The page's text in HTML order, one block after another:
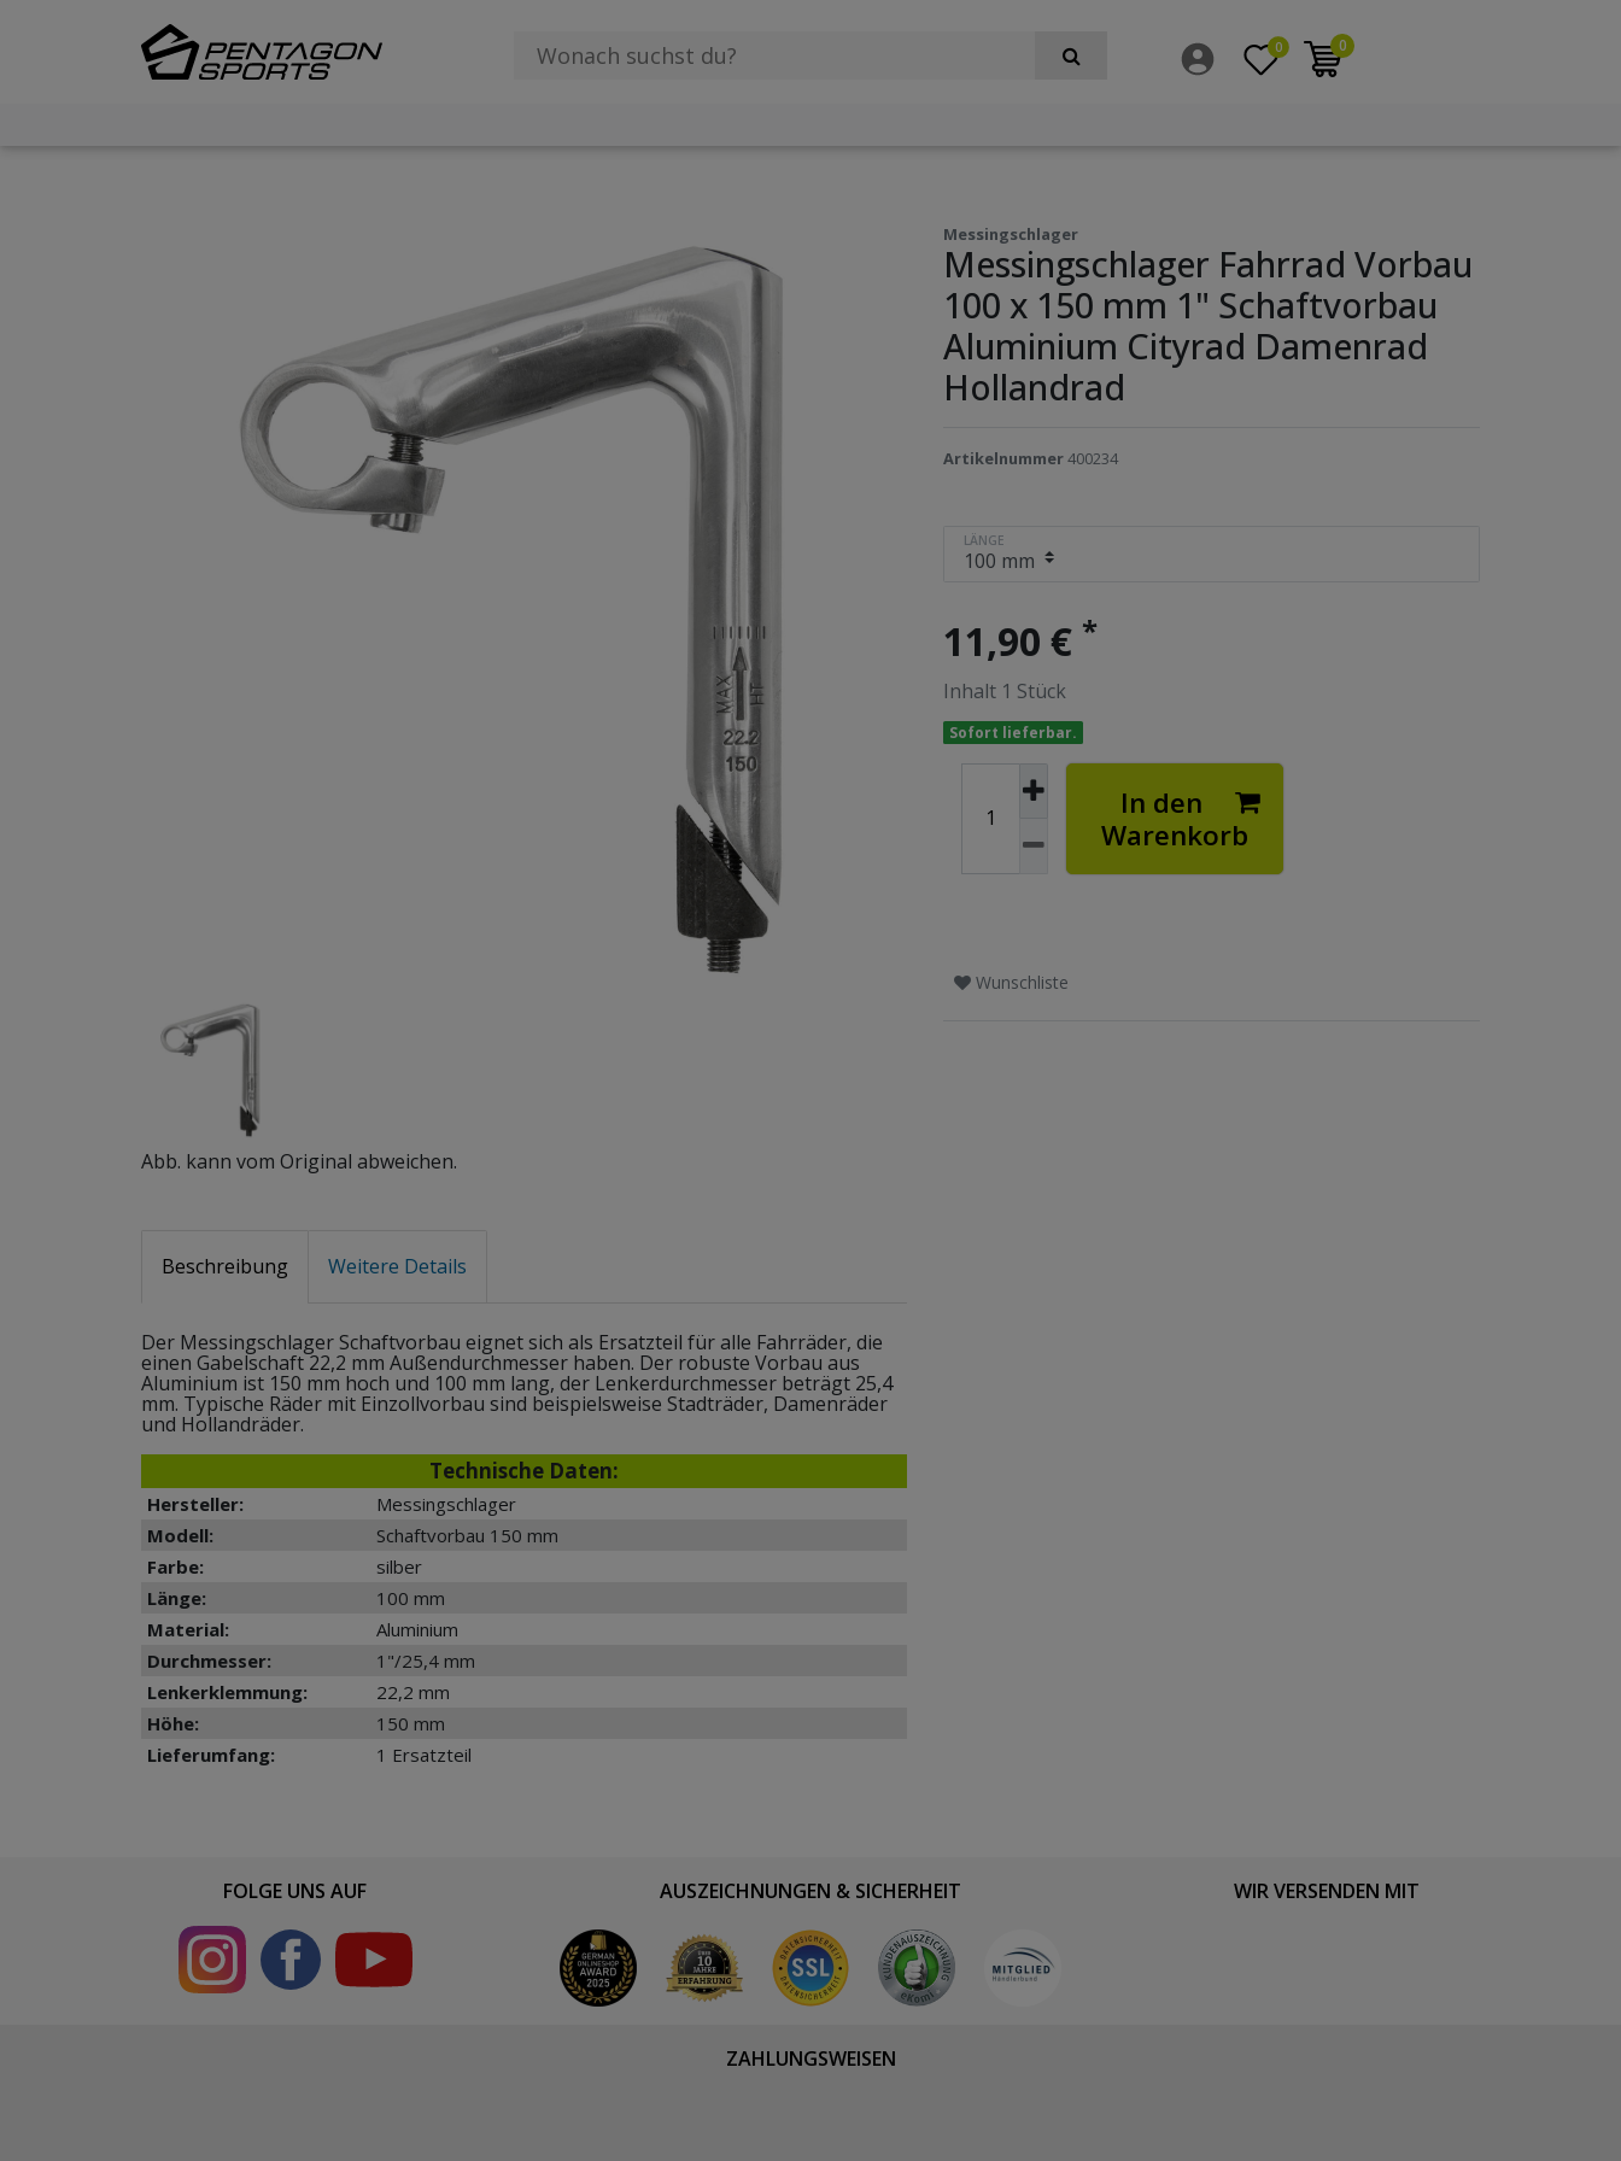
0 0
Abb. kann vom Original abweichen.
Messingschlager
Messingschlager Fahrrad Vorbau
100 x 150 mm 1" Schaftvorbau
Aluminium Cityrad Damenrad
Hollandrad
Artikelnummer400234
LÄNGE
11,90 € *
Inhalt 1 Stück
Sofort lieferbar.
In den
Warenkorb
Wunschliste
Beschreibung Weitere Details
Der Messingschlager Schaftvorbau eignet sich als Ersatzteil für alle Fahrräder, die
einen Gabelschaft 22,2 mm Außendurchmesser haben. Der robuste Vorbau aus
Aluminium ist 150 mm hoch und 100 mm lang, der Lenkerdurchmesser beträgt 25,4
mm. Typische Räder mit Einzollvorbau sind beispielsweise Stadträder, Damenräder
und Hollandräder.
Technische Daten:
Hersteller:
Messingschlager
Modell:
Schaftvorbau 150 mm
Farbe:
silber
Länge:
100 mm
Material:
Aluminium
Durchmesser:
1"/25,4 mm
Lenkerklemmung:
22,2 mm
Höhe:
150 mm
Lieferumfang:
1 Ersatzteil
FOLGE UNS AUF AUSZEICHNUNGEN & SICHERHEIT WIR VERSENDEN MIT
ZAHLUNGSWEISEN